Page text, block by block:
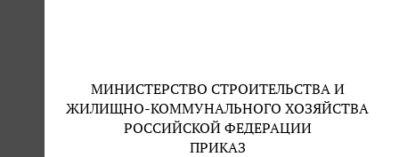
МИНИСТЕРСТВО СТРОИТЕЛЬСТВА И
ЖИЛИЩНО-КОММУНАЛЬНОГО ХОЗЯЙСТВА
РОССИЙСКОЙ ФЕДЕРАЦИИ
ПРИКАЗ